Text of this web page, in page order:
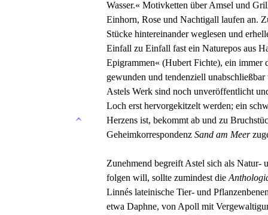
Wasser.« Motivketten über Amsel und
Einhorn, Rose und Nachtigall laufen an.
Stücke hintereinander weglesen und
Einfall zu Einfall fast ein Naturepos aus
Epigrammen« (Hubert Fichte), ein immer
gewunden und tendenziell
Astels Werk sind noch unveröffentlicht
Loch erst hervorgekitzelt werden; ein
Herzens ist, bekommt ab und zu
Geheimkorrespondenz Sand am Meer
Zunehmend begreift Astel sich als Natur-
folgen will, sollte zumindest die
Linnés lateinische Tier- und
etwa Daphne, von Apoll mit